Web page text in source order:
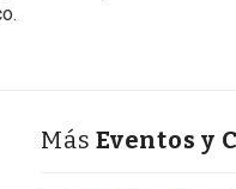
Más Eventos y